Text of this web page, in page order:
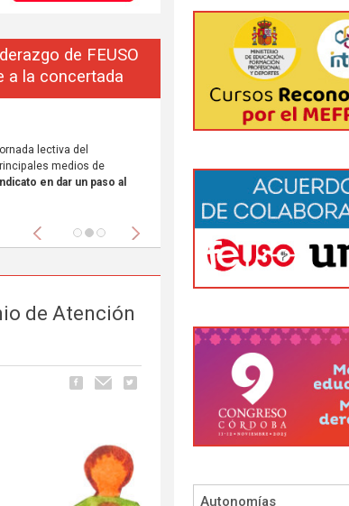
de FEUSO
a la concertada
lectiva del
medios de
en dar un paso al
Anterior Siguiente
de Atención
Autonomías